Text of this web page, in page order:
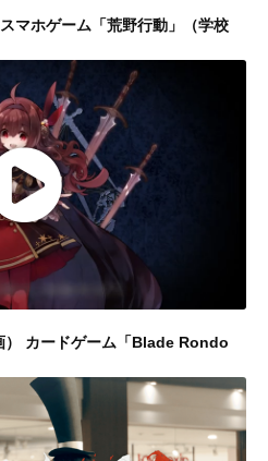
マホゲーム「荒野行動」（学校
） カードゲーム「Blade Rondo